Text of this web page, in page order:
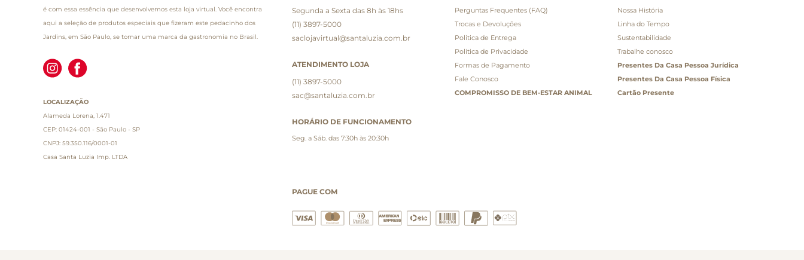
é com essa essência que desenvolvemos esta loja virtual. Você encontra
aqui a seleção de produtos especiais que fizeram este pedacinho dos
Jardins, em São Paulo, se tornar uma marca da gastronomia no Brasil.
LOCALIZAÇÃO
Alameda Lorena, 1.471
CEP: 01424-001 - São Paulo - SP
CNPJ: 59.350.116/0001-01
Casa Santa Luzia Imp. LTDA
Segunda a Sexta das 8h às 18hs
(11) 3897-5000
saclojavirtual@santaluzia.com.br
ATENDIMENTO LOJA
(11) 3897-5000
sac@santaluzia.com.br
HORÁRIO DE FUNCIONAMENTO
Seg. a Sáb. das 7:30h às 20:30h
Perguntas Frequentes (FAQ)
Trocas e Devoluções
Politica de Entrega
Politica de Privacidade
Formas de Pagamento
Fale Conosco
COMPROMISSO DE BEM-ESTAR ANIMAL
Nossa História
Linha do Tempo
Sustentabilidade
Trabalhe conosco
Presentes Da Casa Pessoa Jurídica
Presentes Da Casa Pessoa Física
Cartão Presente
PAGUE COM